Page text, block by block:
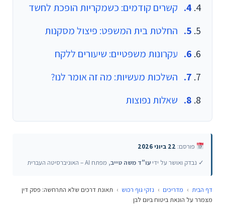
קשרים קודמים: כשמקריות הופכת לחשד
החלטת בית המשפט: פיצול מסקנות
עקרונות משפטיים: שיעורים ללקח
השלכות מעשיות: מה זה אומר לנו?
שאלות נפוצות
פורסם: 22 ביוני 2026
✓ נבדק ואושר על ידי עו"ד משה טייב, מפתח AI – האוניברסיטה העברית
דף הבית › מדריכים › נזקי גוף רכוש › תאונת דרכים שלא התרחשה: פסק דין
מצמרר על הונאת ביטוח ביום לבן